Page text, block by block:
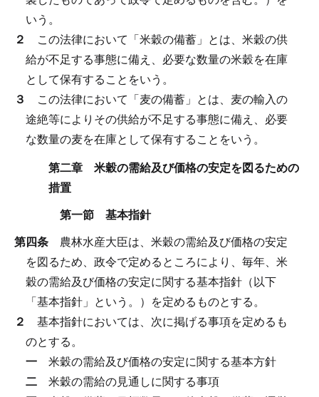
いう。
２ この法律において「米穀の備蓄」とは、米穀の供
給が不足する事態に備え、必要な数量の米穀を在庫
として保有することをいう。
３ この法律において「麦の備蓄」とは、麦の輸入の
途絶等によりその供給が不足する事態に備え、必要
な数量の麦を在庫として保有することをいう。
第二章 米穀の需給及び価格の安定を図るための
措置
第一節 基本指針
第四条 農林水産大臣は、米穀の需給及び価格の安定
を図るため、政令で定めるところにより、毎年、米
穀の需給及び価格の安定に関する基本指針（以下
「基本指針」という。）を定めるものとする。
２ 基本指針においては、次に掲げる事項を定めるも
のとする。
一 米穀の需給及び価格の安定に関する基本方針
二 米穀の需給の見通しに関する事項